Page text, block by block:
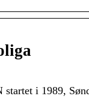
i 1989,